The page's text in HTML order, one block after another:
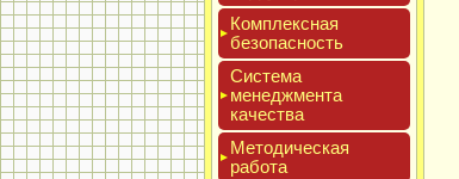
Ком­плексная
бе­зопас­ность
Сис­те­ма
ме­нед­жмен­та
ка­чес­тва
Мето­дичес­кая
ра­бота